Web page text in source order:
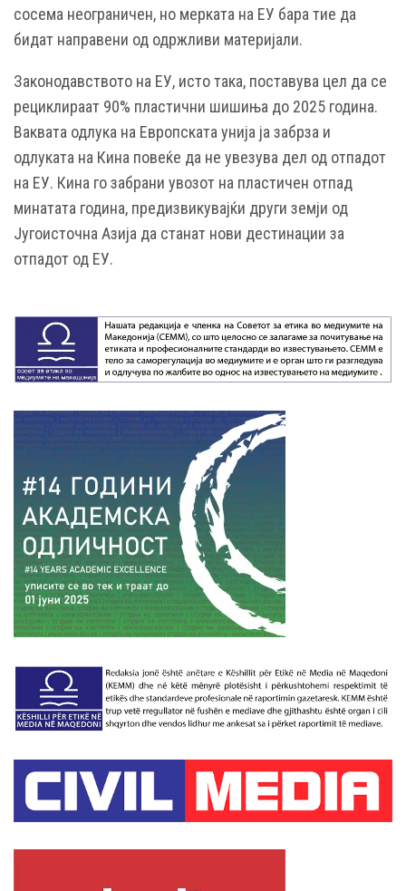
сосема неограничен, но мерката на ЕУ бара тие да
бидат направени од одржливи материјали.
Законодавството на ЕУ, исто така, поставува цел да се
рециклираат 90% пластични шишиња до 2025 година.
Ваквата одлука на Европската унија ја забрза и
одлуката на Кина повеќе да не увезува дел од отпадот
на ЕУ. Кина го забрани увозот на пластичен отпад
минатата година, предизвикувајќи други земји од
Југоисточна Азија да станат нови дестинации за
отпадот од ЕУ.